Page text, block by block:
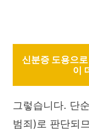
신분증 도용으
이
그렇습니다. 단
범죄)로 판단되